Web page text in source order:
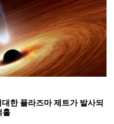
한 플라즈마 제트가 발사되
홀